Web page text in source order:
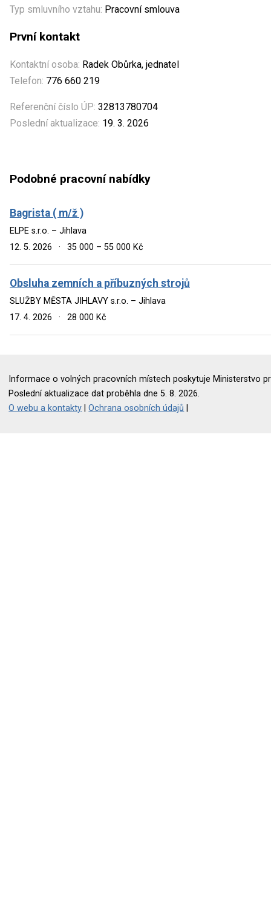
Typ smluvního vztahu: Pracovní smlouva
První kontakt
Kontaktní osoba: Radek Obůrka, jednatel
Telefon: 776 660 219
Referenční číslo ÚP: 32813780704
Poslední aktualizace: 19. 3. 2026
Podobné pracovní nabídky
Bagrista ( m/ž )
ELPE s.r.o. – Jihlava
12. 5. 2026
· 35 000 – 55 000 Kč
Obsluha zemních a příbuzných strojů
SLUŽBY MĚSTA JIHLAVY s.r.o. – Jihlava
17. 4. 2026
· 28 000 Kč
Informace o volných pracovních místech poskytuje Ministerstvo
Poslední aktualizace dat proběhla dne 5. 8. 2026.
O webu a kontakty |Ochrana osobních údajů